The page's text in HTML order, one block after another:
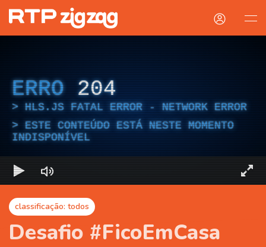
ERRO 204
HLS.JS FATAL ERROR - NETWORK ERROR
ESTE CONTEÚDO ESTÁ NESTE MOMENTO
INDISPONÍVEL
classificação: todos
Desafio #FicoEmCasa